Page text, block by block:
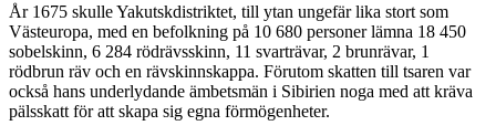
År 1675 skulle Yakutskdistriktet, till ytan ungefär lika stort som
Västeuropa, med en befolkning på 10 680 personer lämna 18 450
sobelskinn, 6 284 rödrävsskinn, 11 svarträvar, 2 brunrävar, 1
rödbrun räv och en rävskinnskappa. Förutom skatten till tsaren var
också hans underlydande ämbetsmän i Sibirien noga med att kräva
pälsskatt för att skapa sig egna förmögenheter.